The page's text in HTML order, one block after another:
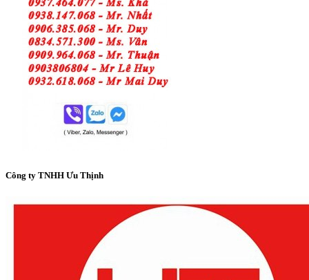
Công ty TNHH Ưu Thịnh